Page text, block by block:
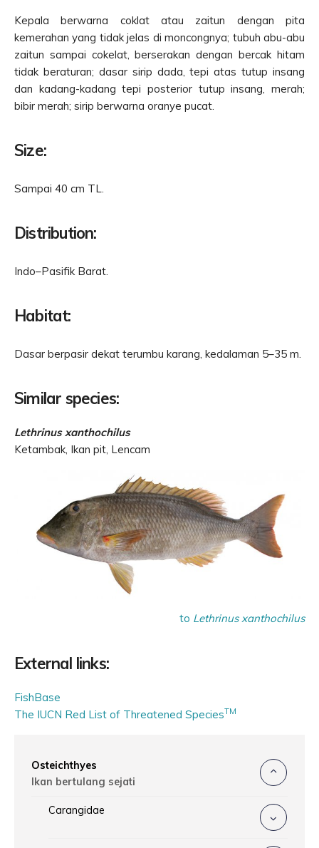
Kepala berwarna coklat atau zaitun dengan pita
kemerahan yang tidak jelas di moncongnya; tubuh abu-abu
zaitun sampai cokelat, berserakan dengan bercak hitam
tidak beraturan; dasar sirip dada, tepi atas tutup insang
dan kadang-kadang tepi posterior tutup insang, merah;
bibir merah; sirip berwarna oranye pucat.
Size:
Sampai 40 cm TL.
Distribution:
Indo–Pasifik Barat.
Habitat:
Dasar berpasir dekat terumbu karang, kedalaman 5–35 m.
Similar species:
Lethrinus xanthochilus
Ketambak, Ikan pit, Lencam
to Lethrinus xanthochilus
External links:
FishBase
The IUCN Red List of Threatened SpeciesTM
Osteichthyes
Ikan bertulang sejati
Carangidae